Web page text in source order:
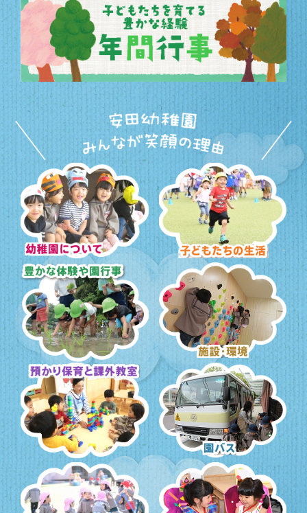
幼稚園について 子どもたちの生活
豊かな体験と園行事 施設・環境
預かり保育・課外教室 園バス・送迎